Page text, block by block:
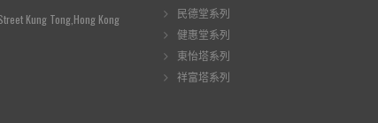
Kung Tong,Hong Kong
民德堂系列
健惠堂系列
東怡塔系列
祥富塔系列